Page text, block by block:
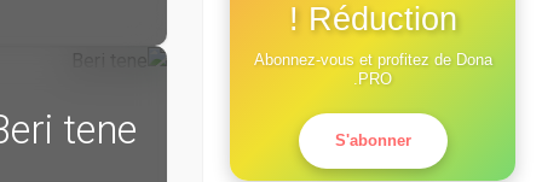
Réduction !
Abonnez-vous et profitez de Dona
PRO.
S'abonner
tene